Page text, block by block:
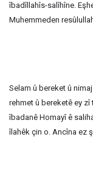
îbadîllahîs-salîhîne.
Muhemmeden
Selam û bereket û
rehmet û bereketê ey zî
îbadanê Homayî ê
îlahêk çin o. Ancîna ez